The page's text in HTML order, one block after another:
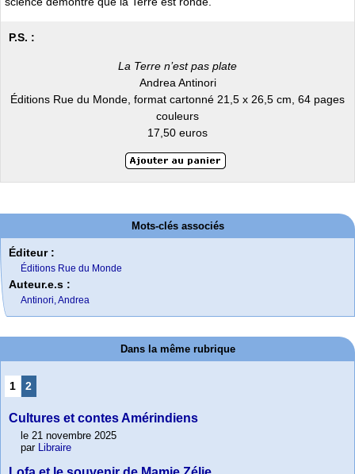
P.S. :
La Terre n’est pas plate
Andrea Antinori
Éditions Rue du Monde, format cartonné 21,5 x 26,5 cm, 64 pages
couleurs
17,50 euros
Mots-clés associés
Éditeur :
Éditions Rue du Monde
Auteur.e.s :
Antinori, Andrea
Dans la même rubrique
1 2
Cultures et contes Amérindiens
le 21 novembre 2025
par Libraire